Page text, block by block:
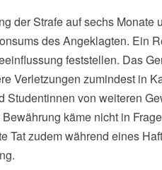
der Strafe auf sechs Monate
des Angeklagten. Ein
feststellen. Das
Verletzungen zumindest in
von weiteren
käme nicht in
zudem während eines